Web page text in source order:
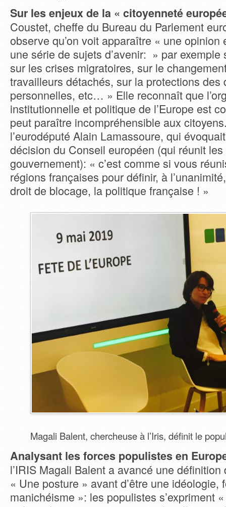
Sur les enjeux de la « citoyenneté
Coustet, cheffe du Bureau du Parlement
observe qu’on voit apparaître « une opinion
une série de sujets d’avenir: » par exemple
sur les crises migratoires, sur le
travailleurs détachés, sur la protections des
personnelles, etc… » Elle reconnaît que
institutionnelle et politique de l’Europe est
peut paraître incompréhensible aux
l’eurodéputé Alain Lamassoure, qui
décision du Conseil européen (qui réunit les
gouvernement): « c’est comme si vous
régions françaises pour définir, à
droit de blocage, la politique française ! »
Magali Balent, chercheuse à l’Iris, définit le
Analysant les forces populistes en
l’IRIS Magali Balent a avancé une
« Une posture » avant d’être une idéologie,
manichéisme »: les populistes s’expriment